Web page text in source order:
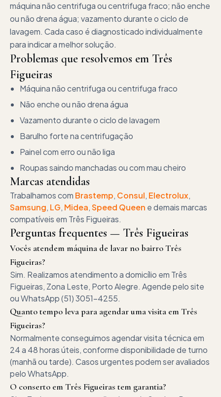
máquina não centrifuga ou centrifuga fraco; não enche
ou não drena água; vazamento durante o ciclo de
lavagem. Cada caso é diagnosticado individualmente
para indicar a melhor solução.
Problemas que resolvemos em Três
Figueiras
Máquina não centrifuga ou centrifuga fraco
Não enche ou não drena água
Vazamento durante o ciclo de lavagem
Barulho forte na centrifugação
Painel com erro ou não liga
Roupas saindo manchadas ou com mau cheiro
Marcas atendidas
Trabalhamos com Brastemp, Consul, Electrolux,
Samsung, LG, Midea,Speed Queen e demais marcas
compatíveis em Três Figueiras.
Perguntas frequentes — Três Figueiras
Vocês atendem máquina de lavar no bairro Três
Figueiras?
Sim. Realizamos atendimento a domicílio em Três
Figueiras, Zona Leste, Porto Alegre. Agende pelo site
ou WhatsApp (51) 3051-4255.
Quanto tempo leva para agendar uma visita em Três
Figueiras?
Normalmente conseguimos agendar visita técnica em
24 a 48 horas úteis, conforme disponibilidade de turno
(manhã ou tarde). Casos urgentes podem ser avaliados
pelo WhatsApp.
O conserto em Três Figueiras tem garantia?